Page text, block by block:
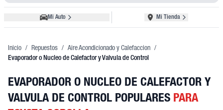
Mi Auto Mi Tienda
Inicio / Repuestos / Aire Acondicionado y Calefaccion /
Evaporador o Nucleo de Calefactor y Valvula de Control
EVAPORADOR O NUCLEO DE CALEFACTOR Y
VALVULA DE CONTROL POPULARES PARA